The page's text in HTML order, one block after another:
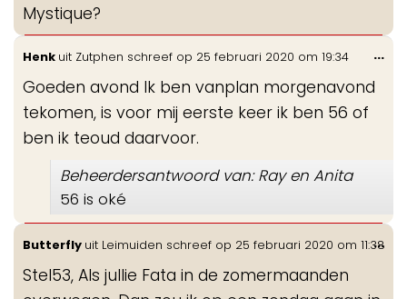
Mystique?
Henk uit Zutphen schreef op 25 februari 2020 om 19:34
Goeden avond Ik ben vanplan morgenavond
tekomen, is voor mij eerste keer ik ben 56 of
ben ik teoud daarvoor.
Beheerdersantwoord van: Ray en Anita
56 is oké
...
Butterfly uit Leimuiden schreef op 25 februari 2020 om 11:38
Stel53, Als jullie Fata in de zomermaanden
...